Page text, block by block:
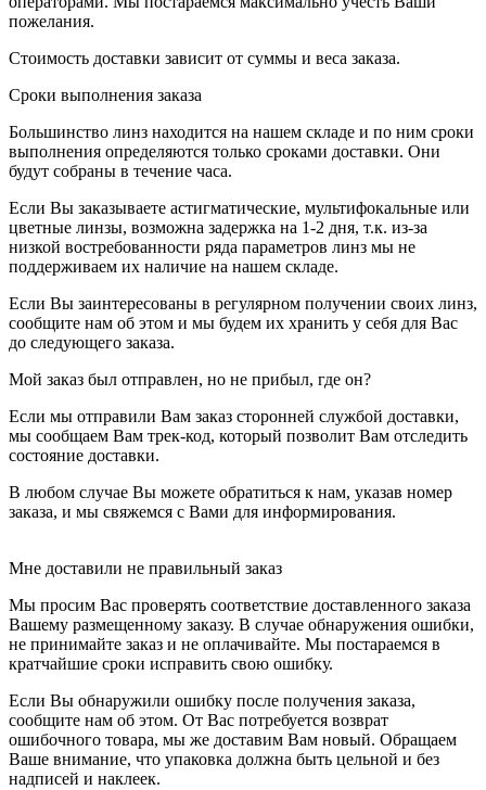
пожелания.
Стоимость доставки зависит от суммы и веса заказа.
Сроки выполнения заказа
Большинство линз находится на нашем складе и по ним сроки
выполнения определяются только сроками доставки. Они
будут собраны в течение часа.
Если Вы заказываете астигматические, мультифокальные или
цветные линзы, возможна задержка на 1-2 дня, т.к. из-за
низкой востребованности ряда параметров линз мы не
поддерживаем их наличие на нашем складе.
Если Вы заинтересованы в регулярном получении своих линз,
сообщите нам об этом и мы будем их хранить у себя для Вас
до следующего заказа.
Мой заказ был отправлен, но не прибыл, где он?
Если мы отправили Вам заказ сторонней службой доставки,
мы сообщаем Вам трек-код, который позволит Вам отследить
состояние доставки.
В любом случае Вы можете обратиться к нам, указав номер
заказа, и мы свяжемся с Вами для информирования.
Мне доставили не правильный заказ
Мы просим Вас проверять соответствие доставленного заказа
Вашему размещенному заказу. В случае обнаружения ошибки,
не принимайте заказ и не оплачивайте. Мы постараемся в
кратчайшие сроки исправить свою ошибку.
Если Вы обнаружили ошибку после получения заказа,
сообщите нам об этом. От Вас потребуется возврат
ошибочного товара, мы же доставим Вам новый. Обращаем
Ваше внимание, что упаковка должна быть цельной и без
надписей и наклеек.